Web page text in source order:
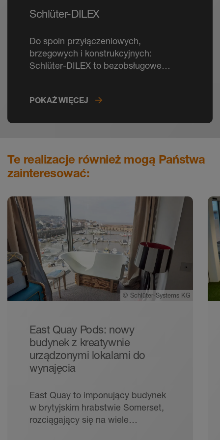
Schlüter-DILEX
Do spoin przyłączeniowych,
brzegowych i konstrukcyjnych:
Schlüter-DILEX to bezobsługowe
POKAŻ WIĘCEJ
Te realizacje również mogą Państwa
zainteresować:
© Schlüter-Systems KG
East Quay Pods: nowy
budynek z kreatywnie
urządzonymi lokalami do
wynajęcia
East Quay to imponujący budynek
w brytyjskim hrabstwie Somerset,
rozciągający się na wiele